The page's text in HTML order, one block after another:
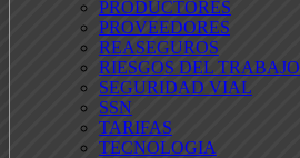
PRODUCTORES
PROVEEDORES
REASEGUROS
RIESGOS DEL TRABAJO
SEGURIDAD VIAL
SSN
TARIFAS
TECNOLOGIA